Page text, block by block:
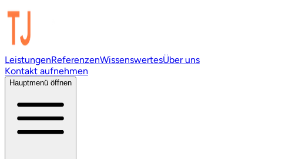
LeistungenReferenzenWissenswertesÜber uns
Kontakt aufnehmen
Hauptmenü öffnen